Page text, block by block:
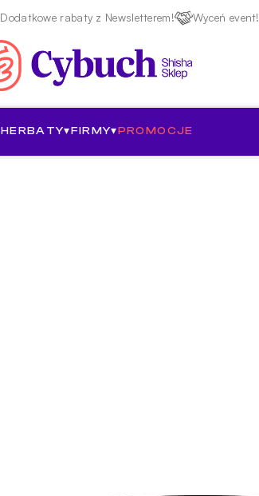
Dodatkowe rabaty z Newsletterem! Wyceń event!
HERBATY▾FIRMY▾PROMOCJE